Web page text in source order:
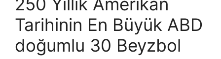
Tarihinin En Büyük ABD
doğumlu 30 Beyzbol